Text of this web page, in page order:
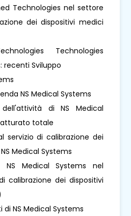
Technologies nel settore
dei dispositivi medici
Technologies
recenti Sviluppo
NS Medical Systems
di NS Medical
totale
servizio di calibrazione dei
Medical Systems
Medical Systems nel
calibrazione dei dispositivi
di NS Medical Systems